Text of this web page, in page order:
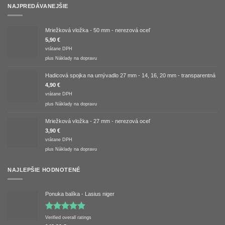
NAJPREDÁVANEJŠIE
Mriežková vložka - 50 mm - nerezová oceľ
5,90 €
vrátane DPH
plus Náklady na dopravu
Hadicová spojka na umývadlo 27 mm - 14, 16, 20 mm - transparentná
4,90 €
vrátane DPH
plus Náklady na dopravu
Mriežková vložka - 27 mm - nerezová oceľ
3,90 €
vrátane DPH
plus Náklady na dopravu
NAJLEPŠIE HODNOTENÉ
Ponuka balíka - Lasius niger
Hodnotenie
Verified overall ratings